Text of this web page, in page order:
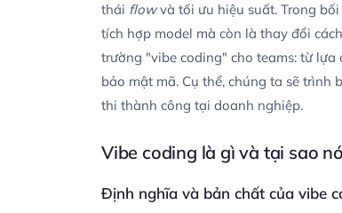
thái flowvà tối ưu hiệu suất. Trong
tích hợp model mà còn là thay đổi
trường "vibe coding" cho teams: từ lựa
bảo mật mã. Cụ thể, chúng ta sẽ trình
thi thành công tại doanh nghiệp.
Vibe coding là gì và tại sao
Định nghĩa và bản chất của vibe